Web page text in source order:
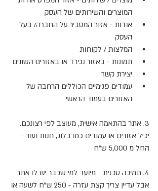
המוצרים והשירותים של העסק
אודות - אזור המסביר על החברה/ בעל
העסק
המלצות / לקוחות
תמונות - באזור נפרד או באזורים השונים
יצירת קשר
עמודים פנימיים הכוללים הרחבה של
האזורים בעמוד הראשי
3. אתר בהתאמה אישית, מעוצב לפי רצונכם.
יכיל אזורים או עמודים כמו בלוג, חנות ועוד -
החל מ 5,000 ש"ח
4. תמיכה טכנית - מיועד למי שכבר יש לו אתר
אבל עדיין צריך קצת עזרה - 250 ש"ח לשעה או